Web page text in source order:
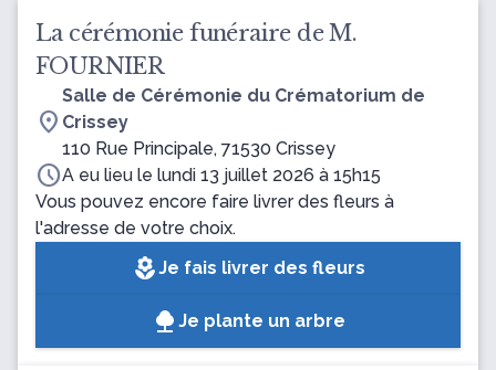
La cérémonie funéraire de M.
FOURNIER
location_on
Salle de Cérémonie du Crématorium de
Crissey
110 Rue Principale, 71530 Crissey
scheduleA eu lieu le lundi 13 juillet 2026 à 15h15
Vous pouvez encore faire livrer des fleurs à
l'adresse de votre choix.
local_floristJe fais livrer des fleurs
Je plante un arbre